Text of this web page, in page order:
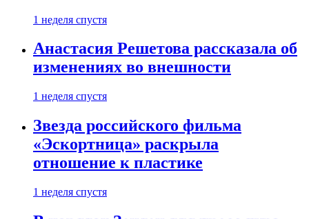
1 неделя спустя
Анастасия Решетова рассказала об
изменениях во внешности
1 неделя спустя
Звезда российского фильма
«Эскортница» раскрыла
отношение к пластике
1 неделя спустя